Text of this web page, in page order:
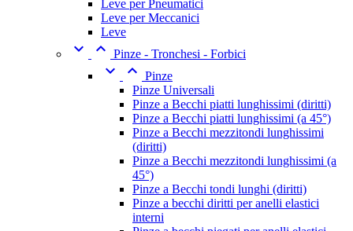
Leve per Pneumatici
Leve per Meccanici
Leve
  Pinze - Tronchesi - Forbici
  Pinze
Pinze Universali
Pinze a Becchi piatti lunghissimi (diritti)
Pinze a Becchi piatti lunghissimi (a 45°)
Pinze a Becchi mezzitondi lunghissimi
(diritti)
Pinze a Becchi mezzitondi lunghissimi (a
45°)
Pinze a Becchi tondi lunghi (diritti)
Pinze a becchi diritti per anelli elastici
interni